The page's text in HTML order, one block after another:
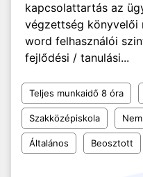
kapcsolattartás az
végzettség könyvelői
word felhasználói
fejlődési / tanulási...
Teljes munkaidő 8 óra
Szakközépiskola
Általános Beosztott